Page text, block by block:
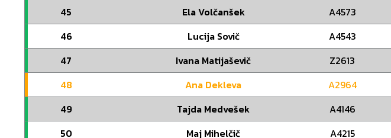
45
Ela Volčanšek A4573
46
Lucija Sovič A4543
47
Ivana Matijaševič Z2613
48
Ana Dekleva A2964
49
Tajda Medvešek A4146
50
Maj Mihelčič A4215